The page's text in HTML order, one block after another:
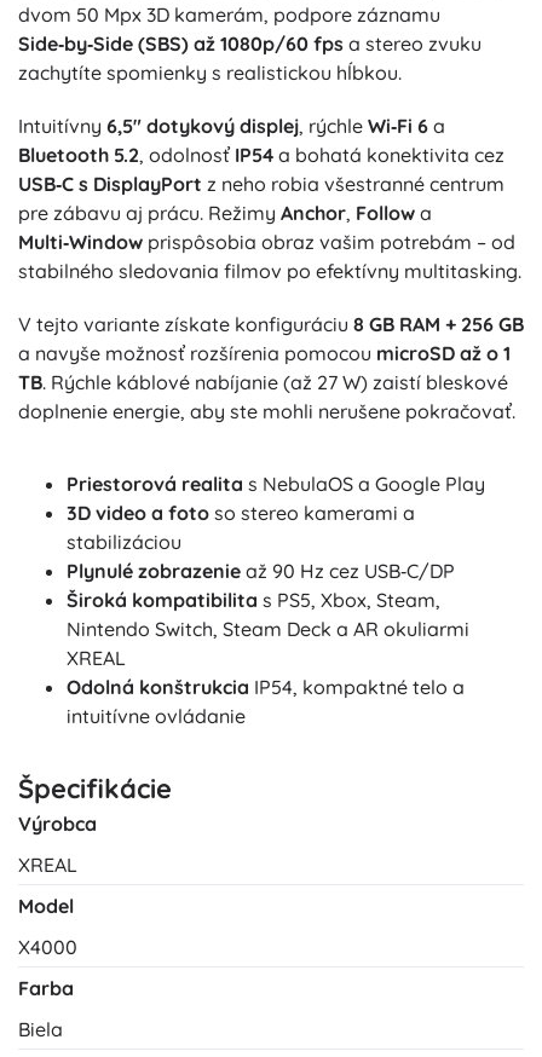
dvom 50 Mpx 3D kamerám, podpore záznamu
Side‑by‑Side (SBS) až 1080p/60 fps a stereo zvuku
zachytíte spomienky s realistickou hĺbkou.
Intuitívny 6,5" dotykový displej, rýchle Wi‑Fi 6 a
Bluetooth 5.2, odolnosť IP54 a bohatá konektivita cez
USB‑C s DisplayPort z neho robia všestranné centrum
pre zábavu aj prácu. Režimy Anchor, Follow a
Multi‑Window prispôsobia obraz vašim potrebám – od
stabilného sledovania filmov po efektívny multitasking.
V tejto variante získate konfiguráciu 8 GB RAM + 256 GB
a navyše možnosť rozšírenia pomocou microSD až o 1
TB. Rýchle káblové nabíjanie (až 27 W) zaistí bleskové
doplnenie energie, aby ste mohli nerušene pokračovať.
Priestorová realita s NebulaOS a Google Play
3D video a foto so stereo kamerami a
stabilizáciou
Plynulé zobrazenie až 90 Hz cez USB‑C/DP
Široká kompatibilita s PS5, Xbox, Steam,
Nintendo Switch, Steam Deck a AR okuliarmi
XREAL
Odolná konštrukcia IP54, kompaktné telo a
intuitívne ovládanie
Špecifikácie
Výrobca
XREAL
Model
X4000
Farba
Biela